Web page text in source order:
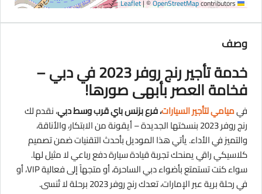
Leaflet
|©OpenStreetMapcontributors
وصف
خدمة تأجير رنج روفر 2023 في دبي –
فخامة العصر بأبهى صورها!
فيميامي لتأجير السيارات، فرع بزنس باي قرب وسط دبي، نقدم لك
رنج روفر 2023 بنسختها الجديدة – أيقونة من الابتكار، والأناقة،
والتميز في الأداء. يأتي هذا الموديل بأحدث التقنيات ضمن تصميم
كلاسيكي راقي يمنحك تجربة قيادة سيارة دفع رباعي لا مثيل لها.
سواء كنت تستمتع بأضواء دبي الساحرة، أو متجهاً إلى فعالية VIP، أو
في رحلة برية عبر الإمارات، تعدك رنج روفر 2023 برحلة لا تُنسى.